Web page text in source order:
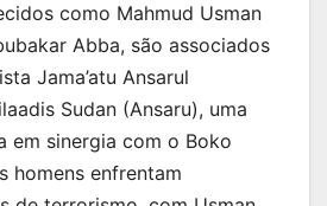
como Mahmud Usman
Abba, são associados
Jama’atu Ansarul
Sudan (Ansaru), uma
em sinergia com o Boko
homens enfrentam